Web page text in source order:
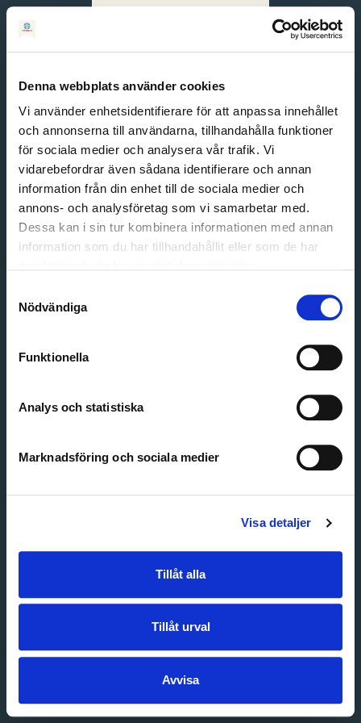
Denna webbplats använder cookies
Vi använder enhetsidentifierare för att anpassa innehållet
och annonserna till användarna, tillhandahålla funktioner
för sociala medier och analysera vår trafik. Vi
vidarebefordrar även sådana identifierare och annan
information från din enhet till de sociala medier och
annons- och analysföretag som vi samarbetar med.
Dessa kan i sin tur kombinera informationen med annan
information som du har tillhandahållit eller som de har
Nödvändiga
Funktionella
Analys och statistiska
Marknadsföring och sociala medier
Visa detaljer
Tillåt alla
Tillåt urval
Avvisa
English
Svenska
Email address
Customer service